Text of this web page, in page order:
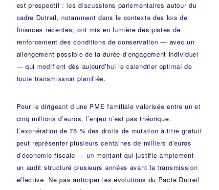
est prospectif : les discussions parlementaires autour du
cadre Dutreil, notamment dans le contexte des lois de
finances récentes, ont mis en lumière des pistes de
renforcement des conditions de conservation — avec un
allongement possible de la durée d’engagement individuel
— qui modifient dès aujourd’hui le calendrier optimal de
toute transmission planifiée.
Pour le dirigeant d’une PME familiale valorisée entre un et
cinq millions d’euros, l’enjeu n’est pas théorique.
L’exonération de 75 % des droits de mutation à titre gratuit
peut représenter plusieurs centaines de milliers d’euros
d’économie fiscale — un montant qui justifie amplement
un audit structuré plusieurs années avant la transmission
effective. Ne pas anticiper les évolutions du Pacte Dutreil